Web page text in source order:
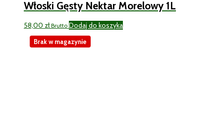
Włoski Gęsty Nektar Morelowy 1L
58,00 zł Brutto Dodaj do koszyka
Brak w magazynie